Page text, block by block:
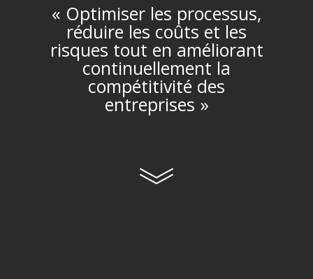
« Optimiser les processus,
réduire les coûts et les
risques tout en améliorant
continuellement la
compétitivité des
entreprises »